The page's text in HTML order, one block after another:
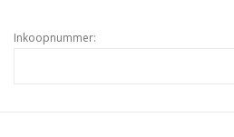
Inkoopnummer: